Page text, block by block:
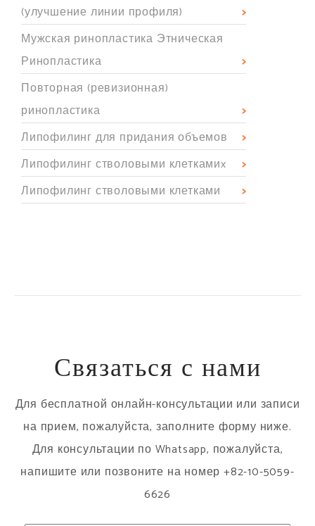
(улучшение линии профиля)
Мужская ринопластика Этническая
Ринопластика
Повторная (ревизионная)
ринопластика
Липофилинг для придания объемов
Липофилинг стволовыми клеткамиx
Липофилинг стволовыми клетками
Связаться с нами
Для бесплатной онлайн-консультации или записи
на прием, пожалуйста, заполните форму ниже.
Для консультации по Whatsapp, пожалуйста,
напишите или позвоните на номер +82-10-5059-
6626